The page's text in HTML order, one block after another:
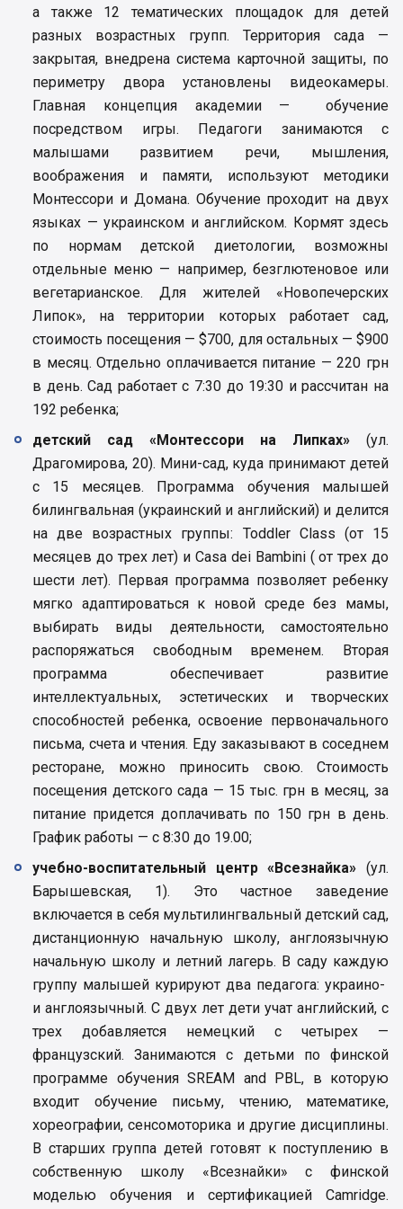
а также 12 тематических площадок для детей
разных возрастных групп. Территория сада —
закрытая, внедрена система карточной защиты, по
периметру двора установлены видеокамеры.
Главная концепция академии — обучение
посредством игры. Педагоги занимаются с
малышами развитием речи, мышления,
воображения и памяти, используют методики
Монтессори и Домана. Обучение проходит на двух
языках — украинском и английском. Кормят здесь
по нормам детской диетологии, возможны
отдельные меню — например, безглютеновое или
вегетарианское. Для жителей «Новопечерских
Липок», на территории которых работает сад,
стоимость посещения — $700, для остальных — $900
в месяц. Отдельно оплачивается питание — 220 грн
в день. Сад работает с 7:30 до 19:30 и рассчитан на
192 ребенка;
детский сад «Монтессори на Липках» (ул.
Драгомирова, 20). Мини-сад, куда принимают детей
с 15 месяцев. Программа обучения малышей
билингвальная (украинский и английский) и делится
на две возрастных группы: Toddler Class (от 15
месяцев до трех лет) и Casa dei Bambini ( от трех до
шести лет). Первая программа позволяет ребенку
мягко адаптироваться к новой среде без мамы,
выбирать виды деятельности, самостоятельно
распоряжаться свободным временем. Вторая
программа обеспечивает развитие
интеллектуальных, эстетических и творческих
способностей ребенка, освоение первоначального
письма, счета и чтения. Еду заказывают в соседнем
ресторане, можно приносить свою. Стоимость
посещения детского сада — 15 тыс. грн в месяц, за
питание придется доплачивать по 150 грн в день.
График работы — с 8:30 до 19.00;
учебно-воспитательный центр «Всезнайка» (ул.
Барышевская, 1). Это частное заведение
включается в себя мультилингвальный детский сад,
дистанционную начальную школу, англоязычную
начальную школу и летний лагерь. В саду каждую
группу малышей курируют два педагога: украино-
и англоязычный. С двух лет дети учат английский, с
трех добавляется немецкий с четырех —
французский. Занимаются с детьми по финской
программе обучения SREAM and PBL, в которую
входит обучение письму, чтению, математике,
хореографии, сенсомоторика и другие дисциплины.
В старших группа детей готовят к поступлению в
собственную школу «Всезнайки» с финской
моделью обучения и сертификацией Camridge.